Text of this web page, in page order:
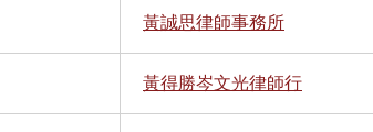
黃誠思律師事務所
黃得勝岑文光律師行